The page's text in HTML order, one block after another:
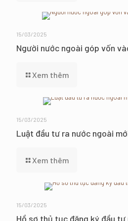
15/03/2025
Người nước ngoài góp vốn
Xem thêm
15/03/2025
Luật đầu tư ra nước ngoài
Xem thêm
15/03/2025
Hồ sơ thủ tục đăng ký đầu